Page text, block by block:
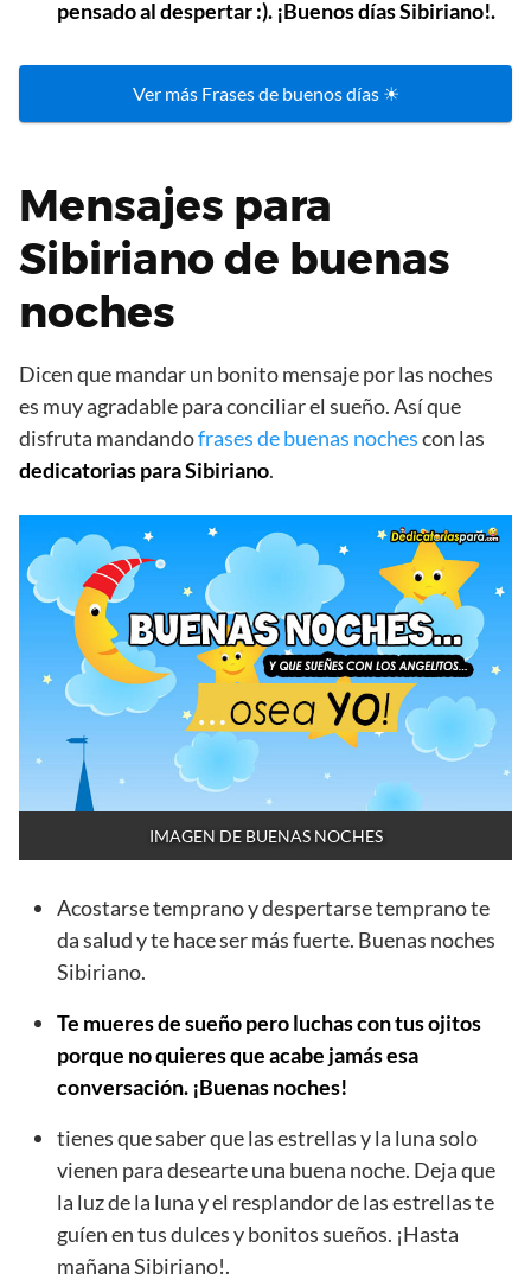
pensado al despertar :). ¡Buenos días Sibiriano!.
Ver más Frases de buenos días ☀
Mensajes para
Sibiriano de buenas
noches
Dicen que mandar un bonito mensaje por las noches
es muy agradable para conciliar el sueño. Así que
disfruta mandandofrases de buenas nochescon las
dedicatorias para Sibiriano.
IMAGEN DE BUENAS NOCHES
Acostarse temprano y despertarse temprano te
da salud y te hace ser más fuerte. Buenas noches
Sibiriano.
Te mueres de sueño pero luchas con tus ojitos
porque no quieres que acabe jamás esa
conversación. ¡Buenas noches!
tienes que saber que las estrellas y la luna solo
vienen para desearte una buena noche. Deja que
la luz de la luna y el resplandor de las estrellas te
guíen en tus dulces y bonitos sueños. ¡Hasta
mañana Sibiriano!.